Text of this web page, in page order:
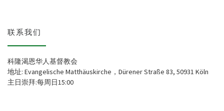
联系我们
科隆渴恩华人基督教会
地址: Evangelische Matthäuskirche，Dürener Straße 83, 50931 Köln
主日崇拜:每周日15:00